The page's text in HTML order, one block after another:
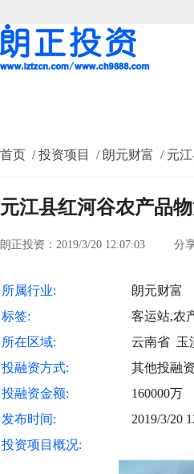
首页 / 投资项目 / 朗元财富 / 元
元江县红河谷农产品
朗正投资：2019/3/20 12:07:03 分享
所属行业:
朗元财富
标签:
客运站,农
所在区域:
云南省 玉
投融资方式:
其他投融资
投融资金额:
160000万
发布时间:
2019/3/20
投资项目概况: